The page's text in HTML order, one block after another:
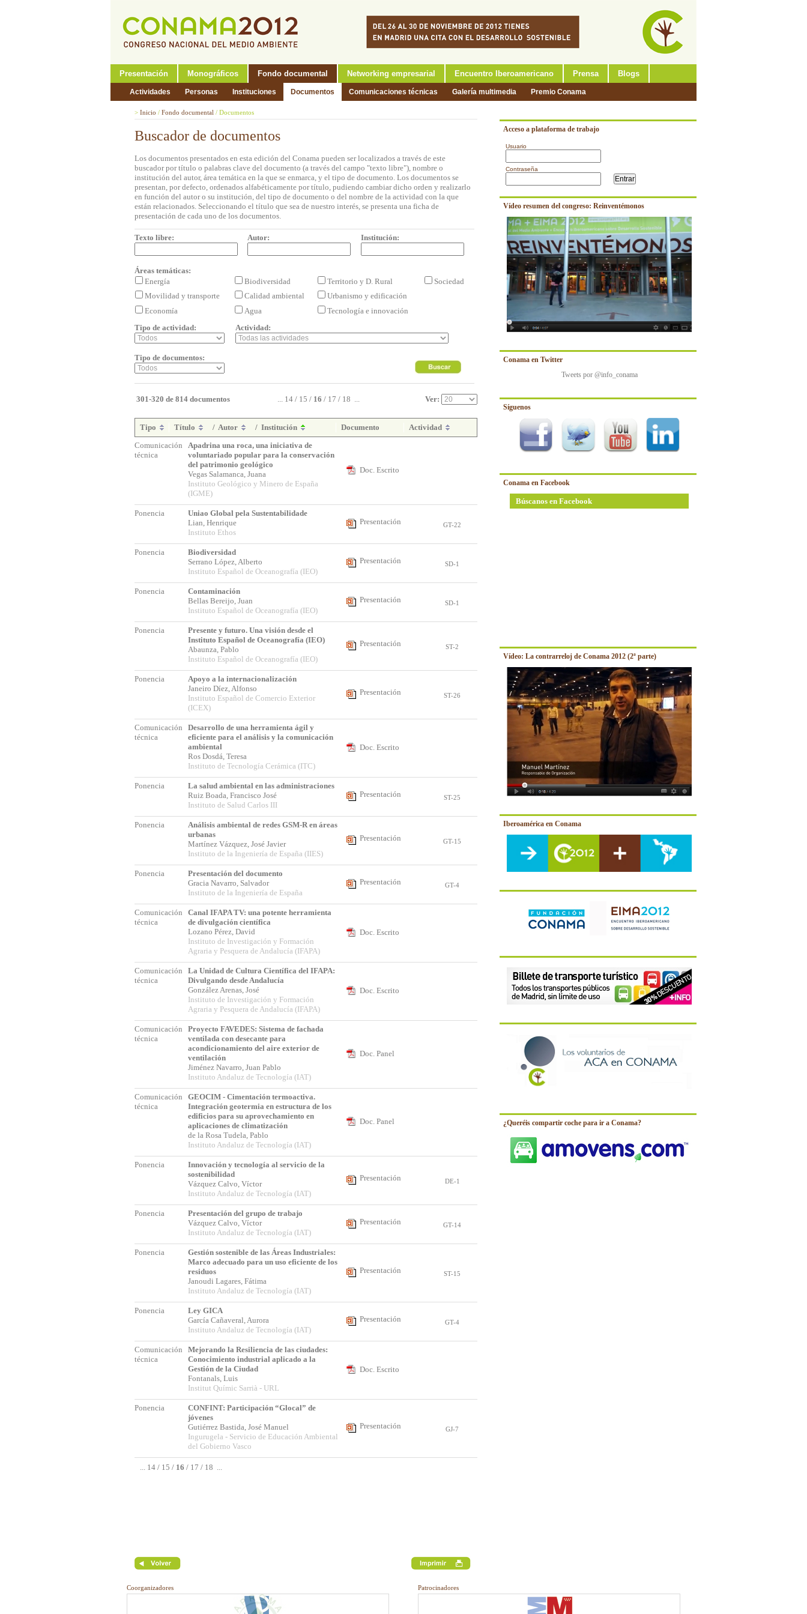
Presentación Monográficos Fondo documental Networking empresarial Encuentro Iberoamericano Prensa Blogs
Actividades Personas Instituciones Documentos Comunicaciones técnicas Galería multimedia Premio Conama
Acceso a plataforma de trabajo
Usuario
Contraseña
Vídeo resumen del congreso: Reinventémonos
Conama en Twitter
Tweets por @info_conama
Síguenos
Conama en Facebook
Búscanos en Facebook
Vídeo: La contrarreloj de Conama 2012 (2ª parte)
Iberoamérica en Conama
¿Queréis compartir coche para ir a Conama?
> Inicio / Fondo documental / Documentos
Buscador de documentos
Los documentos presentados en esta edición del Conama pueden ser localizados a través de este
buscador por título o palabras clave del documento (a través del campo "texto libre"), nombre o
institución del autor, área temática en la que se enmarca, y el tipo de documento. Los documentos se
presentan, por defecto, ordenados alfabéticamente por título, pudiendo cambiar dicho orden y realizarlo
en función del autor o su institución, del tipo de documento o del nombre de la actividad con la que
están relacionados. Seleccionando el título que sea de nuestro interés, se presenta una ficha de
presentación de cada uno de los documentos.
Texto libre: Autor: Institución:
Áreas temáticas:
Energía
Biodiversidad Territorio y D. Rural
Sociedad
Movilidad y transporte
Calidad ambiental
Urbanismo y edificación
Economía
Agua
Tecnología e innovación
Tipo de actividad:
Actividad:
Tipo de documentos:
301-320 de 814 documentos ... 14 / 15 / 16 / 17 / 18 ... Ver:
Tipo Título / Autor / Institución Documento
Actividad
Comunicación
técnica
Apadrina una roca, una iniciativa de
voluntariado popular para la conservación
del patrimonio geológico
Vegas Salamanca, Juana
Instituto Geológico y Minero de España
(IGME)
Doc. Escrito
Ponencia
Uniao Global pela Sustentabilidade
Lian, Henrique
Instituto Ethos
Presentación GT-22
Ponencia
Biodiversidad
Serrano López, Alberto
Instituto Español de Oceanografía (IEO)
Presentación SD-1
Ponencia
Contaminación
Bellas Bereijo, Juan
Instituto Español de Oceanografía (IEO)
Presentación SD-1
Ponencia
Presente y futuro. Una visión desde el
Instituto Español de Oceanografía (IEO)
Abaunza, Pablo
Instituto Español de Oceanografía (IEO)
Presentación ST-2
Ponencia
Apoyo a la internacionalización
Janeiro Díez, Alfonso
Instituto Español de Comercio Exterior
(ICEX)
Presentación ST-26
Comunicación
técnica
Desarrollo de una herramienta ágil y
eficiente para el análisis y la comunicación
ambiental
Ros Dosdá, Teresa
Instituto de Tecnología Cerámica (ITC)
Doc. Escrito
Ponencia
La salud ambiental en las administraciones
Ruiz Boada, Francisco José
Instituto de Salud Carlos III
Presentación ST-25
Ponencia
Análisis ambiental de redes GSM-R en áreas
urbanas
Martínez Vázquez, José Javier
Instituto de la Ingeniería de España (IIES)
Presentación GT-15
Ponencia
Presentación del documento
Gracia Navarro, Salvador
Instituto de la Ingeniería de España
Presentación GT-4
Comunicación
técnica
Canal IFAPA TV: una potente herramienta
de divulgación científica
Lozano Pérez, David
Instituto de Investigación y Formación
Agraria y Pesquera de Andalucía (IFAPA)
Doc. Escrito
Comunicación
técnica
La Unidad de Cultura Científica del IFAPA:
Divulgando desde Andalucía
González Arenas, José
Instituto de Investigación y Formación
Agraria y Pesquera de Andalucía (IFAPA)
Doc. Escrito
Comunicación
técnica
Proyecto FAVEDES: Sistema de fachada
ventilada con desecante para
acondicionamiento del aire exterior de
ventilación
Jiménez Navarro, Juan Pablo
Instituto Andaluz de Tecnología (IAT)
Doc. Panel
Comunicación
técnica
GEOCIM - Cimentación termoactiva.
Integración geotermia en estructura de los
edificios para su aprovechamiento en
aplicaciones de climatización
de la Rosa Tudela, Pablo
Instituto Andaluz de Tecnología (IAT)
Doc. Panel
Ponencia
Innovación y tecnología al servicio de la
sostenibilidad
Vázquez Calvo, Víctor
Instituto Andaluz de Tecnología (IAT)
Presentación DE-1
Ponencia
Presentación del grupo de trabajo
Vázquez Calvo, Víctor
Instituto Andaluz de Tecnología (IAT)
Presentación GT-14
Ponencia
Gestión sostenible de las Áreas Industriales:
Marco adecuado para un uso eficiente de los
residuos
Janoudi Lagares, Fátima
Instituto Andaluz de Tecnología (IAT)
Presentación ST-15
Ponencia
Ley GICA
García Cañaveral, Aurora
Instituto Andaluz de Tecnología (IAT)
Presentación GT-4
Comunicación
técnica
Mejorando la Resiliencia de las ciudades:
Conocimiento industrial aplicado a la
Gestión de la Ciudad
Fontanals, Luis
Institut Químic Sarrià - URL
Doc. Escrito
Ponencia
CONFINT: Participación “Glocal” de
jóvenes
Gutiérrez Bastida, José Manuel
Ingurugela - Servicio de Educación Ambiental
del Gobierno Vasco
Presentación GJ-7
... 14 / 15 / 16 / 17 / 18 ...
Patrocinadores
Coorganizadores